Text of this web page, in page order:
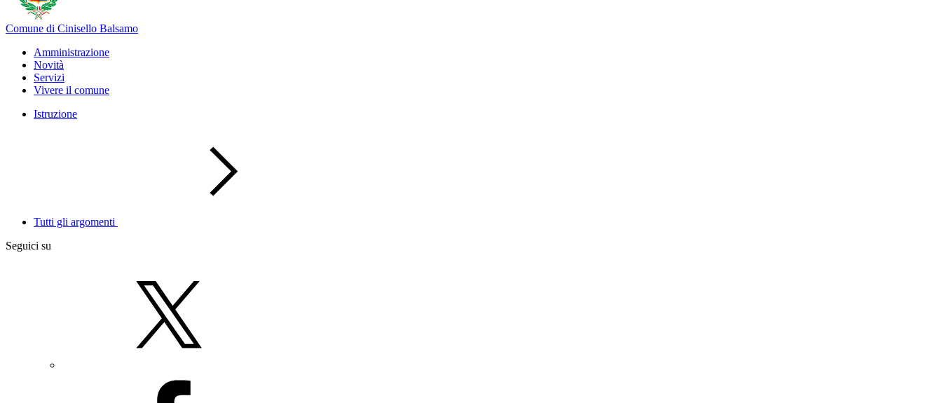
Comune di Cinisello Balsamo
Amministrazione
Novità
Servizi
Vivere il comune
Istruzione
Tutti gli argomenti
Seguici su